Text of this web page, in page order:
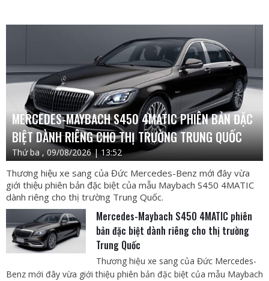
MERCEDES-MAYBACH S450 4MATIC PHIÊN BẢN ĐẶC
BIỆT DÀNH RIÊNG CHO THỊ TRƯỜNG TRUNG QUỐC
Thứ ba , 09/08/2026 | 13:52
Thương hiệu xe sang của Đức Mercedes-Benz mới đây vừa
giới thiệu phiên bản đặc biệt của mẫu Maybach S450 4MATIC
dành riêng cho thị trường Trung Quốc.
Mercedes-Maybach S450 4MATIC phiên
bản đặc biệt dành riêng cho thị trường
Trung Quốc
Thương hiệu xe sang của Đức Mercedes-
Benz mới đây vừa giới thiệu phiên bản đặc biệt của mẫu Maybach